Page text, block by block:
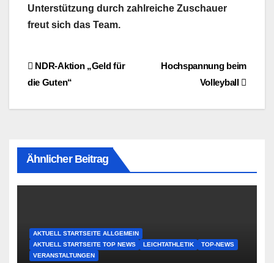
Unterstützung durch zahlreiche Zuschauer
freut sich das Team.
BeitragsnavigationHochspannung beim
Volleyball
NDR-Aktion „Geld für
die Guten“
Ähnlicher Beitrag
AKTUELL STARTSEITE ALLGEMEIN
AKTUELL STARTSEITE TOP NEWS
LEICHTATHLETIK
TOP-NEWS
VERANSTALTUNGEN